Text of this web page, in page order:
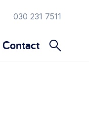
030 231 7511
Contact